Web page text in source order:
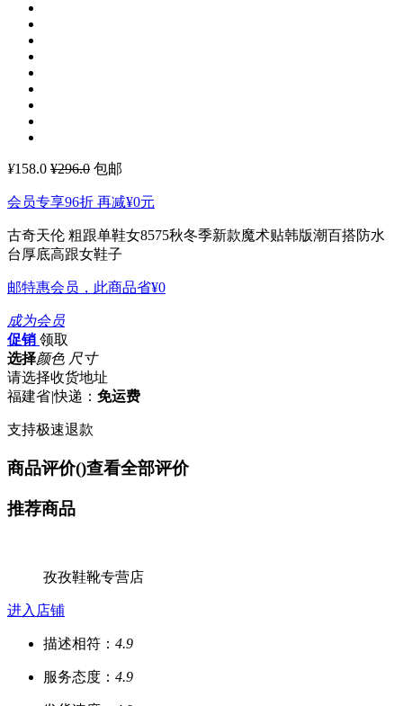
¥158.0 ¥296.0 包邮
会员专享96折 再减¥0元
古奇天伦 粗跟单鞋女8575秋冬季新款魔术贴韩版潮百搭防水
台厚底高跟女鞋子
邮特惠会员，此商品省¥0
成为会员
促销 领取
选择颜色 尺寸
请选择收货地址
福建省|快递： 免运费
支持极速退款
商品评价()查看全部评价
推荐商品
孜孜鞋靴专营店
进入店铺
描述相符： 4.9
服务态度： 4.9